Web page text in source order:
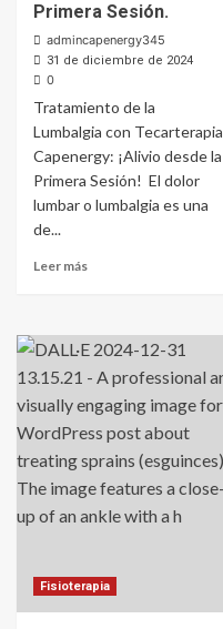
Primera Sesión.
admincapenergy345
31 de diciembre de 2024
0
Tratamiento de la
Lumbalgia con Tecarterapia
Capenergy: ¡Alivio desde la
Primera Sesión! El dolor
lumbar o lumbalgia es una
de...
Leer más
Fisioterapia